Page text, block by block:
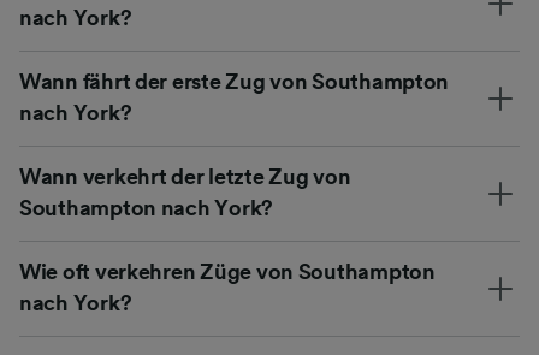
nach York?
Wann fährt der erste Zug von Southampton
nach York?
Wann verkehrt der letzte Zug von
Southampton nach York?
Wie oft verkehren Züge von Southampton
nach York?